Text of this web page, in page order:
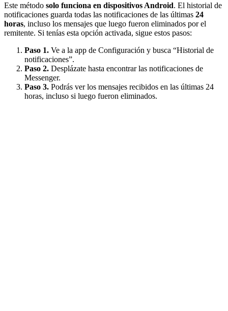
Este método solo funciona en dispositivos Android. El historial de
notificaciones guarda todas las notificaciones de las últimas 24
horas, incluso los mensajes que luego fueron eliminados por el
remitente. Si tenías esta opción activada, sigue estos pasos:
Paso 1. Ve a la app de Configuración y busca “Historial de
notificaciones”.
Paso 2. Desplázate hasta encontrar las notificaciones de
Messenger.
Paso 3. Podrás ver los mensajes recibidos en las últimas 24
horas, incluso si luego fueron eliminados.